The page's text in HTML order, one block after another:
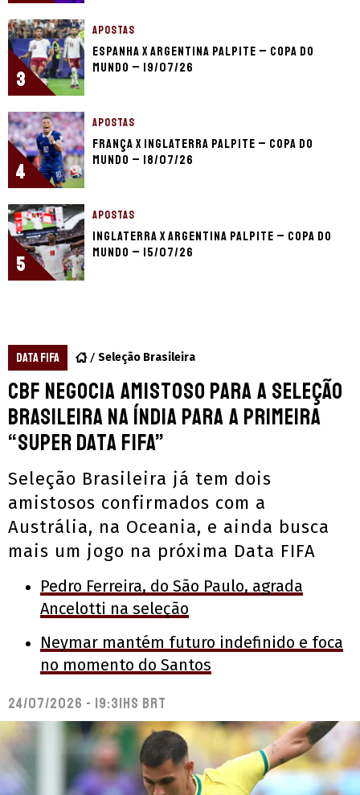
3
APOSTAS
Espanha x Argentina palpite – Copa do
Mundo – 19/07/26
4
APOSTAS
França x Inglaterra palpite – Copa do
Mundo – 18/07/26
5
APOSTAS
Inglaterra x Argentina palpite – Copa do
Mundo – 15/07/26
DATA FIFA Seleção Brasileira
CBF negocia amistoso para a Seleção
Brasileira na Índia para a primeira
“Super Data FIFA”
Seleção Brasileira já tem dois
amistosos confirmados com a
Austrália, na Oceania, e ainda busca
mais um jogo na próxima Data FIFA
Pedro Ferreira, do São Paulo, agrada
Ancelotti na seleção
Neymar mantém futuro indefinido e foca
no momento do Santos
24/07/2026 - 19:31hs BRT